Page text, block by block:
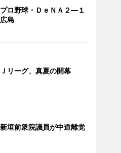
プロ野球・ＤｅＮＡ２―１
広島
Ｊリーグ、真夏の開幕
新垣前衆院議員が中道離党